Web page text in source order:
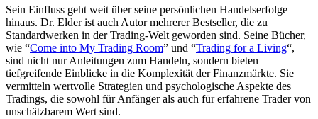
Sein Einfluss geht weit über seine persönlichen Handelserfolge
hinaus. Dr. Elder ist auch Autor mehrerer Bestseller, die zu
Standardwerken in der Trading-Welt geworden sind. Seine Bücher,
wie “Come into My Trading Room” und “Trading for a Living“,
sind nicht nur Anleitungen zum Handeln, sondern bieten
tiefgreifende Einblicke in die Komplexität der Finanzmärkte. Sie
vermitteln wertvolle Strategien und psychologische Aspekte des
Tradings, die sowohl für Anfänger als auch für erfahrene Trader von
unschätzbarem Wert sind.